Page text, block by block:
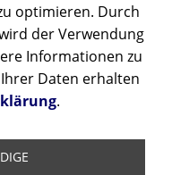
optimieren. Durch
der Verwendung
Informationen zu
Daten erhalten
.